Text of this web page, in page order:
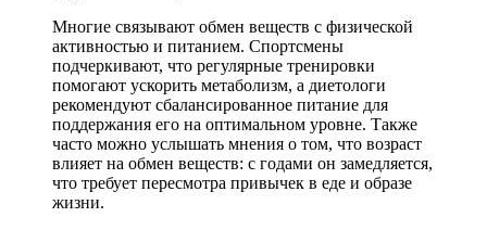
Многие связывают обмен веществ с физической
активностью и питанием. Спортсмены
подчеркивают, что регулярные тренировки
помогают ускорить метаболизм, а диетологи
рекомендуют сбалансированное питание для
поддержания его на оптимальном уровне. Также
часто можно услышать мнения о том, что возраст
влияет на обмен веществ: с годами он замедляется,
что требует пересмотра привычек в еде и образе
жизни.